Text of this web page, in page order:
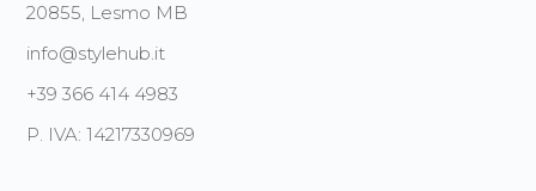
20855, Lesmo MB
info@stylehub.it
+39 366 414 4983
P. IVA: 14217330969